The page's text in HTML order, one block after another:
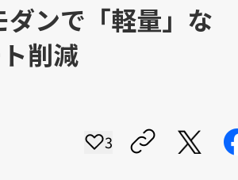
レス（3）
） 深層学習（1）
SQL（1）
WordPress（3）
日本CTO協会（18）
ンで「軽量」な
削減
3